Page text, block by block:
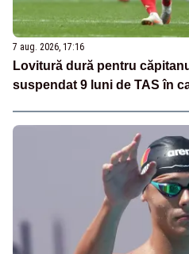
7 aug. 2026, 17:16
Lovitură dură pentru
suspendat 9 luni de TAS în